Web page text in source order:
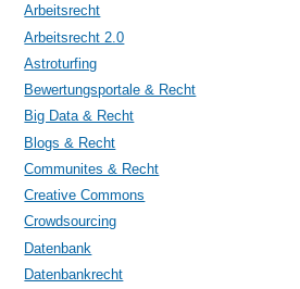
Arbeitsrecht
Arbeitsrecht 2.0
Astroturfing
Bewertungsportale & Recht
Big Data & Recht
Blogs & Recht
Communites & Recht
Creative Commons
Crowdsourcing
Datenbank
Datenbankrecht